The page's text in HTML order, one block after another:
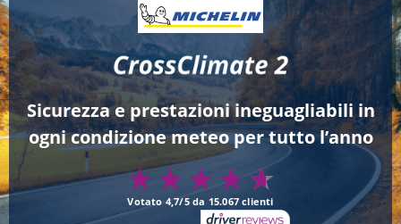
Sicurezza e prestazioni ineguagliabili in
ogni condizione meteo per tutto l’anno
Votato 4,7/5 da 15.067 clienti